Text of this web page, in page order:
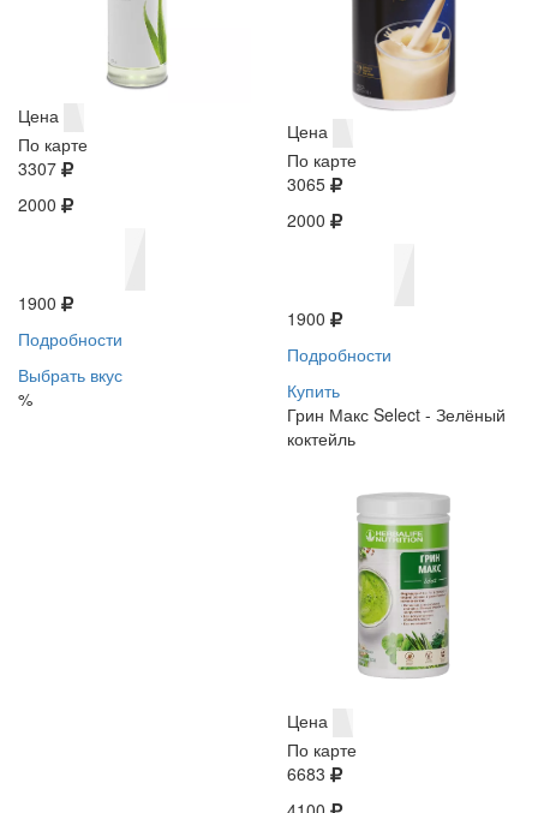
Цена
По карте
3307
2000
1900
Подробности
Выбрать вкус
%
Цена
По карте
3065
2000
1900
Подробности
Купить
Грин Макс Select - Зелёный
коктейль
Цена
По карте
6683